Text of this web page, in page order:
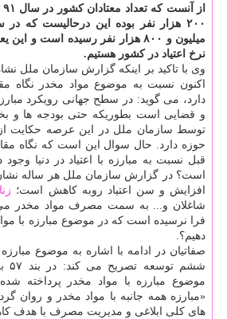
میلیون و ۸۰۰ هزار نفر رسیده است و
نرخ اعتیاد در كشور هستیم.
وی با تاكید بر اینكه گزارش سازمان ملل
اكنون نسبت به موضوع مواد مخدر نگاه
دارد، می گوید: در سطح جهانی رویكرد مبارزه
و قضایی است بطوریكه حتی بودجه ها و
توسط سازمان ملل در این عرصه حكایت از
قبل نسبت به مبارزه با اعتیاد در دنیا
است؟ در گزارش سازمان ملل هر ساله نشان
افزایش و سن اعتیاد روبه كاهش است؛
شاغلان و... به سمت مصرف مواد مخدر می
فرا نرسیده است كه در موضوع مبارزه با
دهیم؟.
صفاتیان در ادامه با اشاره به موضوع
ششم
موضوع مبارزه با مواد مخدر پرداخته
«مبارزه همه جانبه با مواد مخدر و روان